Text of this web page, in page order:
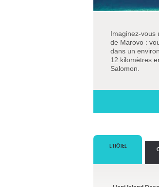
Imaginez-vous
de Marovo :
dans un
12 kilomètres
Salomon.
L’HÔTEL